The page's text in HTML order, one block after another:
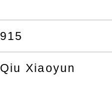
915
Qiu Xiaoyun